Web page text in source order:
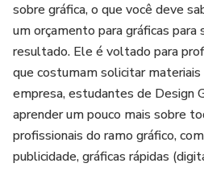
sobre gráfica, o que você deve
um orçamento para gráficas
resultado. Ele é voltado para
que costumam solicitar materiais
empresa, estudantes de Design
aprender um pouco mais sobre
profissionais do ramo gráfico,
publicidade, gráficas rápidas